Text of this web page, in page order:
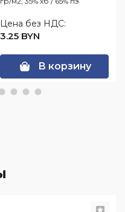
Цена без НДС:
3.25 BYN
В корзину